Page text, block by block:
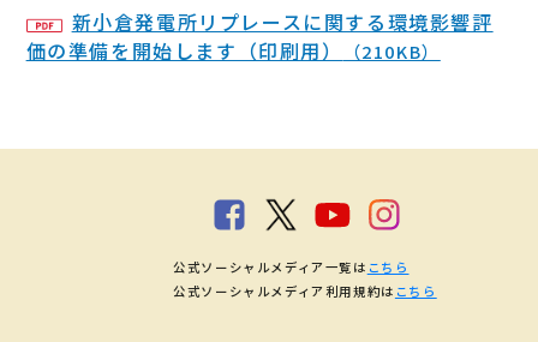
新小倉発電所リプレースに関する環境影響評
価の準備を開始します（印刷用）
（210KB）
公式ソーシャルメディア一覧は こちら
公式ソーシャルメディア利用規約は こちら